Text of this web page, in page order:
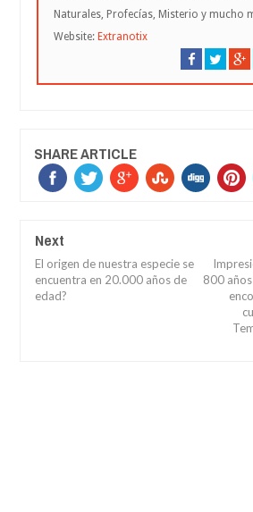
Naturales, Profecías, Misterio y mucho
Website: Extranotix
SHARE ARTICLE
Next
El origen de nuestra especie se
encuentra en 20.000 años de
edad?
800